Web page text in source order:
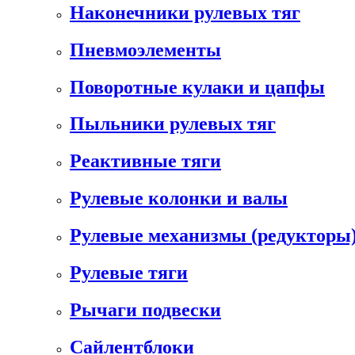
Наконечники рулевых тяг
Пневмоэлементы
Поворотные кулаки и цапфы
Пыльники рулевых тяг
Реактивные тяги
Рулевые колонки и валы
Рулевые механизмы
Рулевые тяги
Рычаги подвески
Сайлентблоки